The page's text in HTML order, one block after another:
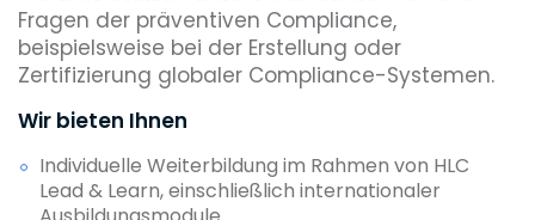
Fragen der präventiven Compliance,
beispielsweise bei der Erstellung oder
Zertifizierung globaler Compliance-Systemen.
Wir bieten Ihnen
Individuelle Weiterbildung im Rahmen von HLC
Lead & Learn, einschließlich internationaler